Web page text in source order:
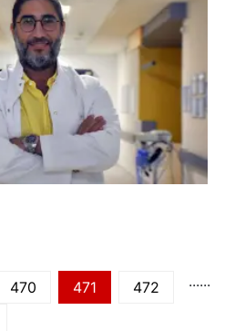
...
470 471
472
...